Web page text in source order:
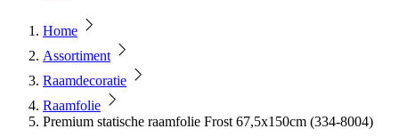
Home
Assortiment
Raamdecoratie
Raamfolie
Premium statische raamfolie Frost 67,5x150cm (334-8004)